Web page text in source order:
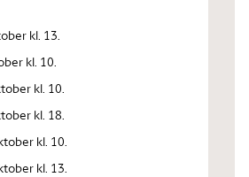
kl. 13.
kl. 10.
kl. 10.
kl. 18.
kl. 10.
kl. 13.